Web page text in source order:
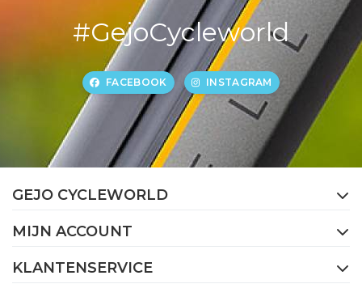
#GejoCycleworld
FACEBOOK INSTAGRAM
GEJO CYCLEWORLD
MIJN ACCOUNT
KLANTENSERVICE